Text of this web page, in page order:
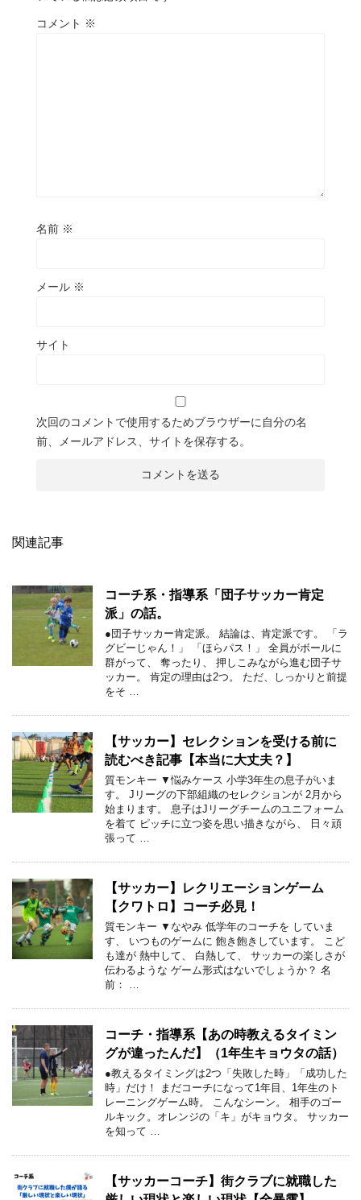
コメント ※
名前 ※
メール ※
サイト
次回のコメントで使用するためブラウザーに自分の名
前、メールアドレス、サイトを保存する。
関連記事
コーチ系・指導系「団子サッカー肯定
派」の話。
●団子サッカー肯定派。 結論は、肯定派です。 「ラ
グビーじゃん！」 「ほらパス！」 全員がボールに
群がって、 奪ったり、 押しこみながら進む団子サ
ッカー。 肯定の理由は2つ。 ただ、しっかりと前提
をそ …
【サッカー】セレクションを受ける前に
読むべき記事【本当に大丈夫？】
質モンキー ▼悩みケース 小学3年生の息子がいま
す。 Jリーグの下部組織のセレクションが 2月から
始まります。 息子はJリーグチームのユニフォーム
を着て ピッチに立つ姿を思い描きながら、 日々頑
張って …
【サッカー】レクリエーションゲーム
【クワトロ】コーチ必見！
質モンキー ▼なやみ 低学年のコーチを していま
す、 いつものゲームに 飽き飽きしています。 こど
も達が 熱中して、 白熱して、 サッカーの楽しさが
伝わるような ゲーム形式はないでしょうか？ 名
前： …
コーチ・指導系【あの時教えるタイミン
グが違ったんだ】（1年生キョウタの話）
●教えるタイミングは2つ「失敗した時」「成功した
時」だけ！ まだコーチになって1年目、1年生のト
レーニングゲーム時。 こんなシーン。 相手のゴー
ルキック。オレンジの「キ」がキョウタ。 サッカー
を知って …
【サッカーコーチ】街クラブに就職した